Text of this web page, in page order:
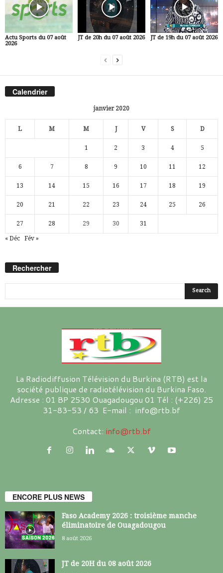
Actu Sports du 07 août
2026
JT de 20h du 07 août 2026 JT de 19h du 07 août 2026
Calendrier
janvier 2020
L M M J V S D
1 2 3 4 5
6 7 8 9 10 11 12
13 14 15 16 17 18 19
20 21 22 23 24 25 26
27 28 29 30 31
« Déc Fév »
Rechercher
La Radiodiffusion Télévision du Burkina (RTB) est la
société publique de radiotélévision du Burkina Faso.
Adresse : 01 BP 2530 Ouagadougou 01 Tél : (+226) 25
31-83-53 / 63 E-mail : info@rtb.bf
Contact: info@rtb.bf
ENCORE PLUS NEWS
Faso Academy 2026 : troisième manche
éliminatoire de Ouagadougou
8 août 2026
JT de 20H du 08 août 2026